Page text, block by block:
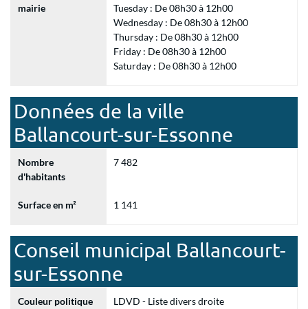
mairie
Tuesday : De 08h30 à 12h00
Wednesday : De 08h30 à 12h00
Thursday : De 08h30 à 12h00
Friday : De 08h30 à 12h00
Saturday : De 08h30 à 12h00
Données de la ville
Ballancourt-sur-Essonne
Nombre
d'habitants
7 482
Surface en m² 1 141
Conseil municipal Ballancourt-
sur-Essonne
Couleur politique
LDVD - Liste divers droite